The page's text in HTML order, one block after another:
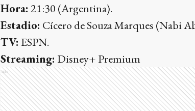
Hora: 21:30 (Argentina).
Estadio: Cícero de Souza Marques (Nabi
TV: ESPN.
Streaming: Disney+ Premium
Ads